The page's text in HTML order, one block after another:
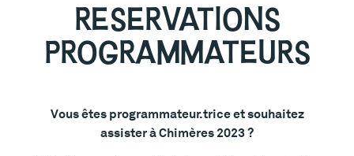
RESERVATIONS
PROGRAMMATEURS
Vous êtes programmateur.trice et souhaitez
assister à Chimères 2023 ?